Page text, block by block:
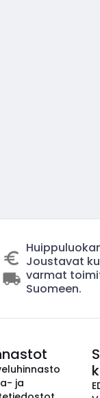
Joustavat
varmat
Suomeen.
ja